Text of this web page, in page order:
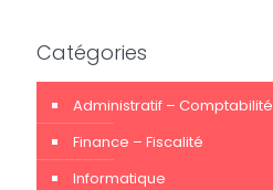
Catégories
Administratif – Comptabilité
Finance – Fiscalité
Informatique